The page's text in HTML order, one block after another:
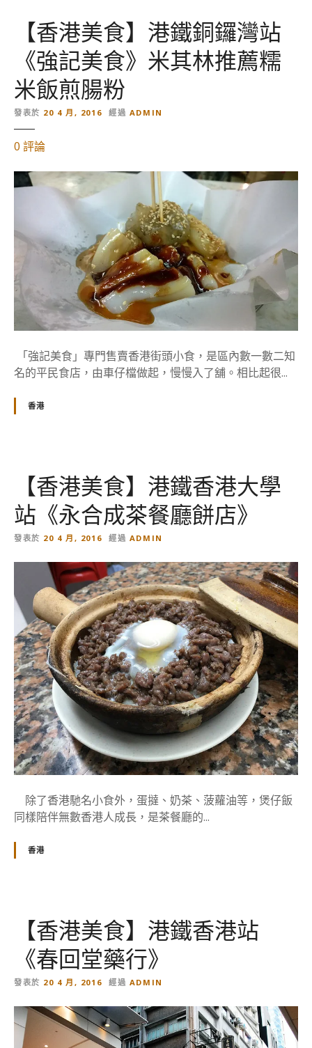
【香港美食】港鐵銅鑼灣站
《強記美食》米其林推薦糯
米飯煎腸粉
發表於 20 4 月, 2016 經過 ADMIN
0 對
香
】
港
鑼
灣
《
強
美
其
林
推
薦
糯
米
腸
粉
的
評論
「強記美食」專門售賣香港街頭小食，是區內數一數二知
名的平民食店，由車仔檔做起，慢慢入了舖。相比起很...
香港
【香港美食】港鐵香港大學
站《永合成茶餐廳餅店》
發表於 20 4 月, 2016 經過 ADMIN
除了香港馳名小食外，蛋撻、奶茶、菠蘿油等，煲仔飯
同樣陪伴無數香港人成長，是茶餐廳的...
香港
【香港美食】港鐵香港站
《春回堂藥行》
發表於 20 4 月, 2016 經過 ADMIN